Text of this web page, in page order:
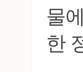
물
한